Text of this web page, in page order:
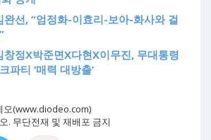
완선, “엄정화-이효리-보아-화사와 걸
창정X박준면X다현X이무진, 무대통령
파티 ‘매력 대방출’
오(www.diodeo.com)
무단전재 및 재배포 금지